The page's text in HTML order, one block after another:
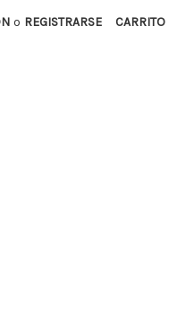
o REGISTRARSE CARRITO